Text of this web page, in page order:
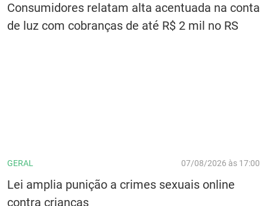
Consumidores relatam alta acentuada na conta
de luz com cobranças de até R$ 2 mil no RS
GERAL 07/08/2026 às 17:00
Lei amplia punição a crimes sexuais online
contra crianças